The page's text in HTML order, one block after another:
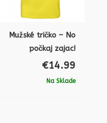
Mužské tričko – No
počkaj zajac!
€14.99
Na Sklade